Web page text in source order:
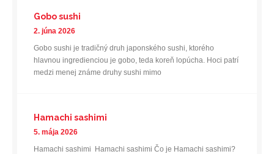
Gobo sushi
2. júna 2026
Gobo sushi je tradičný druh japonského sushi, ktorého
hlavnou ingredienciou je gobo, teda koreň lopúcha. Hoci patrí
medzi menej známe druhy sushi mimo
Hamachi sashimi
5. mája 2026
Hamachi sashimi Hamachi sashimi Čo je Hamachi sashimi?